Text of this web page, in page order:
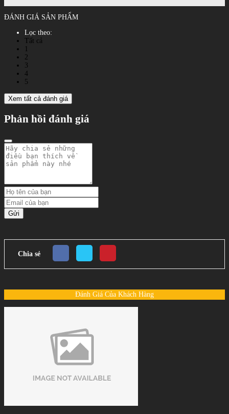
ĐÁNH GIÁ SẢN PHẨM
Lọc theo:
Tất cả
2
3
4
5
Xem tất cả đánh giá
Phản hồi đánh giá
Gửi
Chia sẻ
Đánh Giá Của Khách Hàng